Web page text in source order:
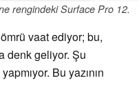
rengindeki Surface Pro 12.
vaat ediyor; bu,
denk geliyor. Şu
Bu yazının